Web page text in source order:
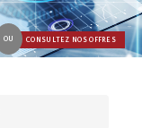
OU CONSULTEZ NOS OFFRES